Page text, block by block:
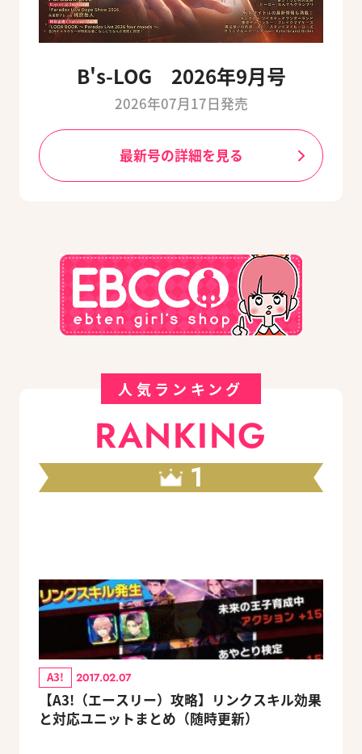
B's-LOG 2026年9月号
2026年07月17日発売
最新号の詳細を見る
人気ランキング
RANKING
1
A3! 2017.02.07
【A3!（エースリー）攻略】リンクスキル効果
と対応ユニットまとめ（随時更新）